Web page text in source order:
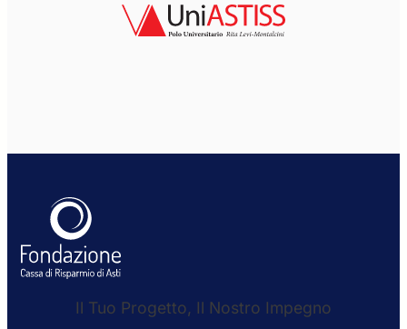
Il Tuo Progetto, Il Nostro Impegno